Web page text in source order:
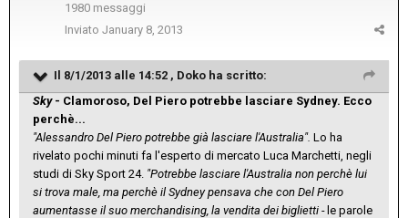
1980 messaggi
Inviato January 8, 2013
Il 8/1/2013 alle 14:52 , Doko ha scritto:
Sky- Clamoroso, Del Piero potrebbe lasciare Sydney. Ecco
perchè...
"Alessandro Del Piero potrebbe già lasciare l'Australia". Lo ha
rivelato pochi minuti fa l'esperto di mercato Luca Marchetti, negli
studi di Sky Sport 24. "Potrebbe lasciare l'Australia non perchè lui
si trova male, ma perchè il Sydney pensava che con Del Piero
aumentasse il suo merchandising, la vendita dei biglietti - le parole